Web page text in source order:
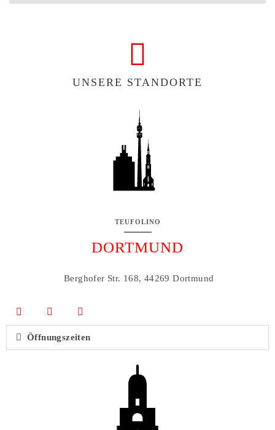
COMING SOON
UNSERE STANDORTE
TEUFOLINO
DORTMUND
Berghofer Str. 168, 44269 Dortmund
Öffnungszeiten